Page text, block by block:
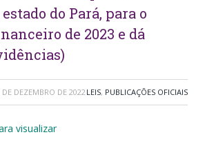
do Pará, para o
de 2023 e dá
DE DEZEMBRO DE 2022 LEIS, PUBLICAÇÕES OFICIAIS
visualizar